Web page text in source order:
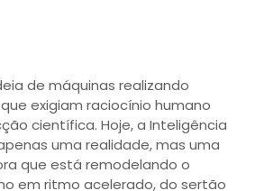
de máquinas realizando
exigiam raciocínio humano
científica. Hoje, a Inteligência
uma realidade, mas uma
que está remodelando o
em ritmo acelerado, do sertão